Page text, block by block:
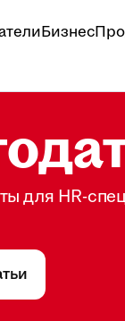
Бизнес
для HR-